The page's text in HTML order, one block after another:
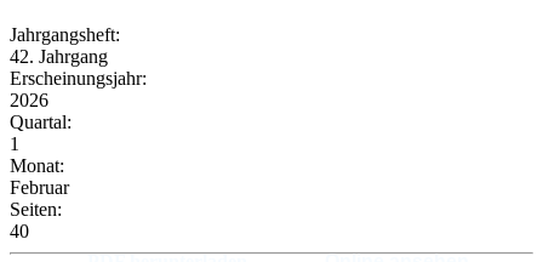
Jahrgangsheft:
42. Jahrgang
Erscheinungsjahr:
2026
Quartal:
1
Monat:
Februar
Seiten:
40